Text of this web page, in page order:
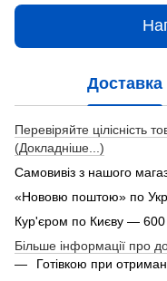
Доставка
Перевіряйте цілісність
(Докладніше...)
Самовивіз з нашого
«Нововю поштою» по
Кур'єром по Києву — 600
Більше інформації про
Готівкою при